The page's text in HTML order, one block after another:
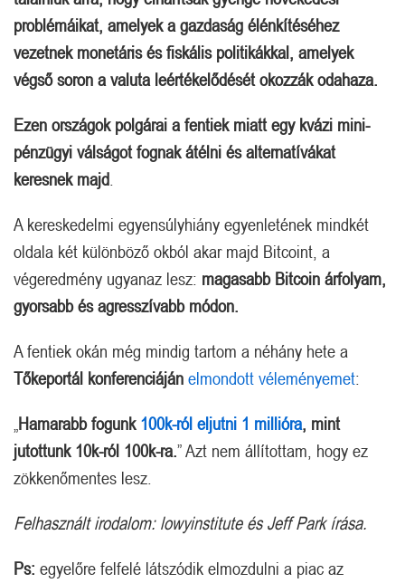
problémáikat, amelyek a gazdaság élénkítéséhez
vezetnek monetáris és fiskális politikákkal, amelyek
végső soron a valuta leértékelődését okozzák odahaza.
Ezen országok polgárai a fentiek miatt egy kvázi mini-
pénzügyi válságot fognak átélni és alternatívákat
keresnek majd
A kereskedelmi egyensúlyhiány egyenletének mindkét
oldala két különböző okból akar majd Bitcoint, a
végeredmény ugyanaz lesz: magasabb Bitcoin árfolyam,
gyorsabb és agresszívabb módon.
A fentiek okán még mindig tartom a néhány hete a
Tőkeportál konferenciáján elmondott véleményemet:
Hamarabb fogunk 100k-ról eljutni 1 millióra, mint
jutottunk 10k-ról 100k-ra.” Azt nem állítottam, hogy ez
zökkenőmentes lesz.
Felhasznált irodalom: lowyinstitute és Jeff Park írása.
Ps: egyelőre felfelé látszódik elmozdulni a piac az